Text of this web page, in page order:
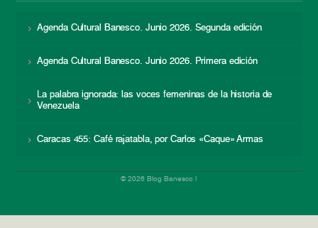
Agenda Cultural Banesco. Junio 2026. Segunda edición
Agenda Cultural Banesco. Junio 2026. Primera edición
La palabra ignorada: las voces femeninas de la historia de
Venezuela
Caracas 455: Café rajatabla, por Carlos «Caque» Armas
© 2026 Blog Banesco |